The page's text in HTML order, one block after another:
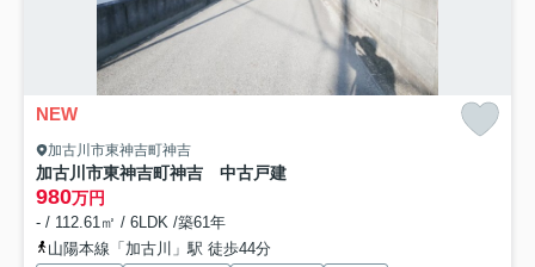
NEW
加古川市東神吉町神吉
加古川市東神吉町神吉 中古戸建
980万円
- / 112.61㎡ / 6LDK /築61年
山陽本線「加古川」駅 徒歩44分